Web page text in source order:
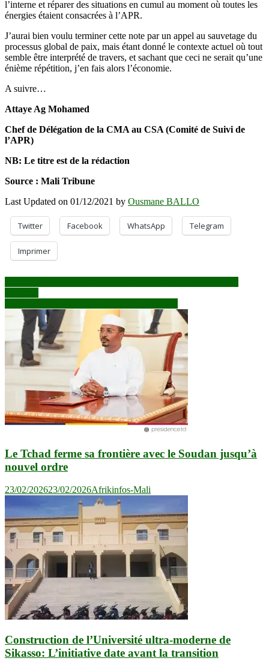
l’interne et réparer des situations en cumul au moment où toutes les
énergies étaient consacrées à l’APR.
J’aurai bien voulu terminer cette note par un appel au sauvetage du
processus global de paix, mais étant donné le contexte actuel où tout
semble être interprété de travers, et sachant que ceci ne serait qu’une
énième répétition, j’en fais alors l’économie.
A suivre…
Attaye Ag Mohamed
Chef de Délégation de la CMA au CSA (Comité de Suivi de
l’APR)
NB: Le titre est de la rédaction
Source : Mali Tribune
Last Updated on 01/12/2021 by Ousmane BALLO
Twitter Facebook WhatsApp Telegram
Imprimer
Navigation
de
l’article
Le Tchad ferme sa frontière avec le Soudan jusqu’à
nouvel ordre
23/02/202623/02/2026Afrikinfos-Mali
Construction de l’Université ultra-moderne de
Sikasso: L’initiative date avant la transition